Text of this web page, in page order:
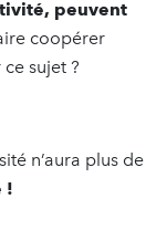
peuvent
coopérer
sujet ?
n’aura plus de
!